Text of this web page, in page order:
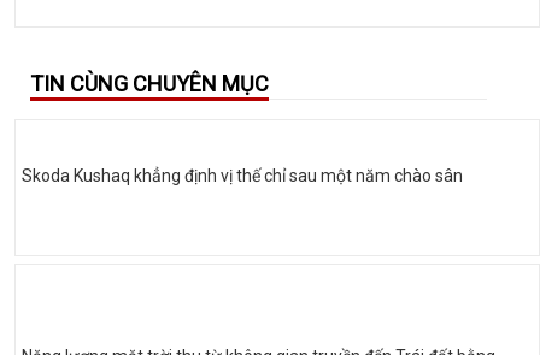
TIN CÙNG CHUYÊN MỤC
Skoda Kushaq khẳng định vị thế chỉ sau một năm chào sân